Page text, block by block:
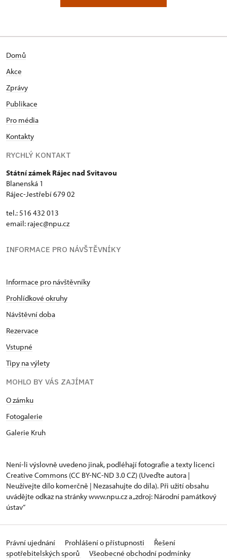
Domů
Akce
Zprávy
Publikace
Pro média
Kontakty
RYCHLÝ KONTAKT
Státní zámek Rájec nad Svitavou
Blanenská 1
Rájec-Jestřebí 679 02
tel.: 516 432 013
email: rajec@npu.cz
INFORMACE PRO NÁVŠTĚVNÍKY
Informace pro návštěvníky
Prohlídkové okruhy
Návštěvní doba
Rezervace
Vstupné
Tipy na výlety
MOHLO BY VÁS ZAJÍMAT
O zámku
Fotogalerie
Galerie Kruh
Není-li výslovně uvedeno jinak, podléhají fotografie a texty licenci
Creative Commons (CC BY-NC-ND 3.0 CZ) (Uveďte autora |
Neužívejte dílo komerčně | Nezasahujte do díla). Při užití obsahu
uvádějte odkaz na stránky www.npu.cz a „zdroj: Národní památkový
ústav“
Právní ujednání Prohlášení o přístupnosti
Řešení
spotřebitelských sporů
Všeobecné obchodní podmínky